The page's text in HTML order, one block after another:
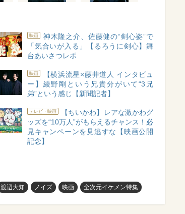
映画
神木隆之介、佐藤健の“剣心姿”で
「気合いが入る」【るろうに剣心】舞
台あいさつレポ
映画
【横浜流星×藤井道人 インタビュ
ー】綾野剛という兄貴分がいて“3兄
弟”という感じ【新聞記者】
テレビ・映画
【ちいかわ】レアな激かわグ
ッズを“10万人”がもらえるチャンス！必
見キャンペーンを見逃すな【映画公開
記念】
渡辺大知 ノイズ 映画 全次元イケメン特集